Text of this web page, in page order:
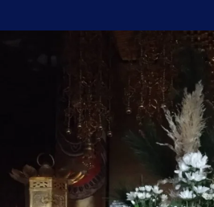
座
の